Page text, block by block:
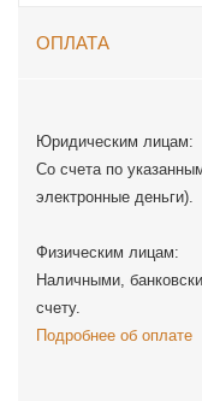
ОПЛАТА
Юридическим лицам:
Со счета по
электронные деньги).
Физическим лицам:
Наличными,
счету.
Подробнее об оплате